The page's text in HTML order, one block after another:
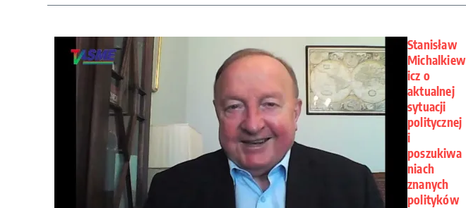
Stanisław
Michalkiew
icz o
aktualnej
sytuacji
politycznej
i
poszukiwa
niach
znanych
polityków